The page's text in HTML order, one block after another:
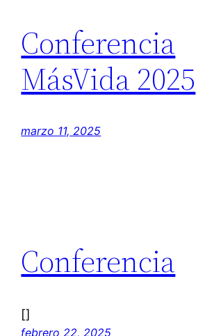
Conferencia
MásVida 2025
marzo 11, 2025
Conferencia
[]
febrero 22, 2025